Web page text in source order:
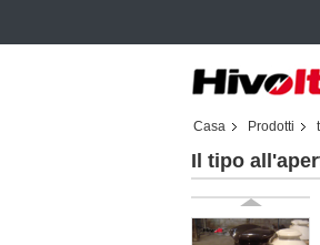
Casa Prodotti
Il tipo